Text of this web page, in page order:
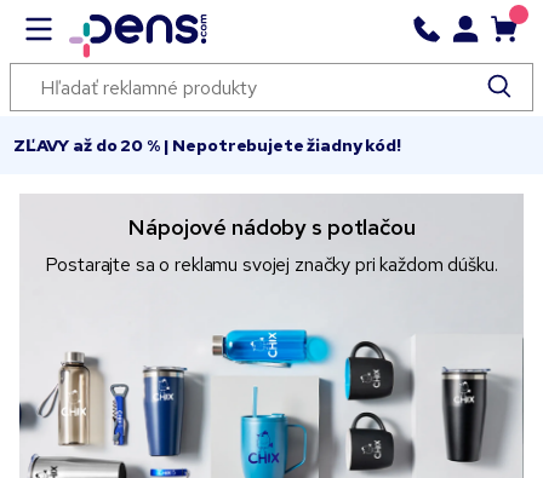
ZĽAVY až do 20 % | Nepotrebujete žiadny kód!
Nápojové nádoby s potlačou
Postarajte sa o reklamu svojej značky pri každom dúšku.